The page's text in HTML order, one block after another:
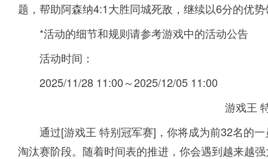
题，帮助阿森纳4:1大胜同城死敌，继续以6分的优
*活动的细节和规则请参考游戏中的活动公告
活动时间：
2025/11/28 11:00～2025/12/05 11:00
游戏王
通过[游戏王 特别冠军赛]，你将成为前32名的
淘汰赛阶段。随着时间表的推进，你会遇到越来越